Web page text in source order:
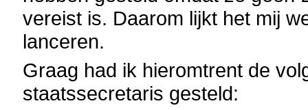
vereist is. Daarom lijkt het mij
lanceren.
Graag had ik hieromtrent de
staatssecretaris gesteld: